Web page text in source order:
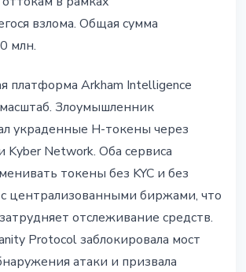
взлома. Общая сумма
млн.
платформа Arkham Intelligence
Злоумышленник
украденные H-токены через
Kyber Network. Оба сервиса
токены без KYC и без
централизованными биржами, что
отслеживание средств.
Protocol заблокировала мост
атаки и призвала